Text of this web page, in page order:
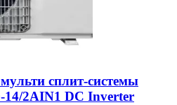
сплит-системы
2AIN1 DC Inverter